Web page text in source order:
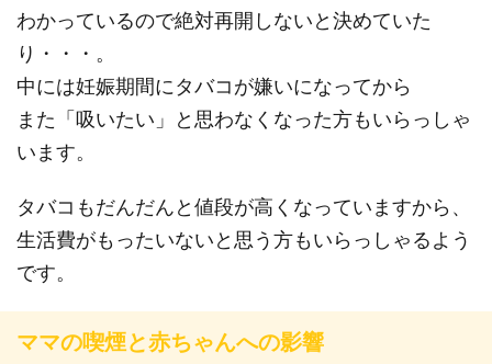
わかっているので絶対再開しないと決めていた
り・・・。
中には妊娠期間にタバコが嫌いになってから
また「吸いたい」と思わなくなった方もいらっしゃ
います。
タバコもだんだんと値段が高くなっていますから、
生活費がもったいないと思う方もいらっしゃるよう
です。
ママの喫煙と赤ちゃんへの影響